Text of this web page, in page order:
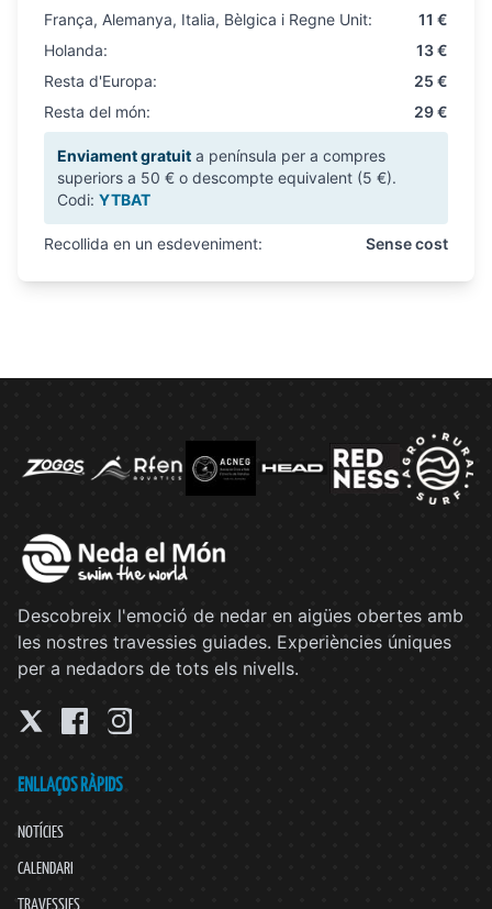
França, Alemanya, Italia, Bèlgica i Regne Unit:
11 €
Holanda:
13 €
Resta d'Europa:
25 €
Resta del món:
29 €
Enviament gratuit a península per a compres
superiors a 50 € o descompte equivalent (5 €).
Codi: YTBAT
Recollida en un esdeveniment: Sense cost
Descobreix l'emoció de nedar en aigües obertes amb
les nostres travessies guiades. Experiències úniques
per a nedadors de tots els nivells.
ENLLAÇOS RÀPIDS
NOTÍCIES
CALENDARI
TRAVESSIES